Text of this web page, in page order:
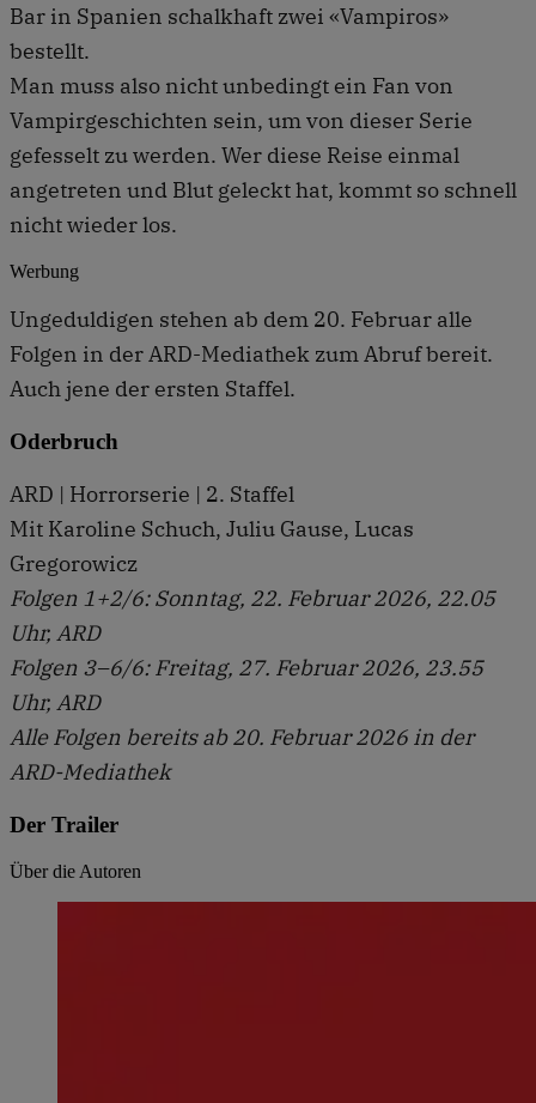
Bar in Spanien schalkhaft zwei «Vampiros»
bestellt.
Man muss also nicht unbedingt ein Fan von
Vampirgeschichten sein, um von dieser Serie
gefesselt zu werden. Wer diese Reise einmal
angetreten und Blut geleckt hat, kommt so schnell
nicht wieder los.
Werbung
Ungeduldigen stehen ab dem 20. Februar alle
Folgen in der ARD-Mediathek zum Abruf bereit.
Auch jene der ersten Staffel.
Oderbruch
ARD | Horrorserie | 2. Staffel
Mit Karoline Schuch, Juliu Gause, Lucas
Gregorowicz
Folgen 1+2/6: Sonntag, 22. Februar 2026, 22.05
Uhr, ARD
Folgen 3–6/6: Freitag, 27. Februar 2026, 23.55
Uhr, ARD
Alle Folgen bereits ab 20. Februar 2026 in der
ARD-Mediathek
Der Trailer
Über die Autoren